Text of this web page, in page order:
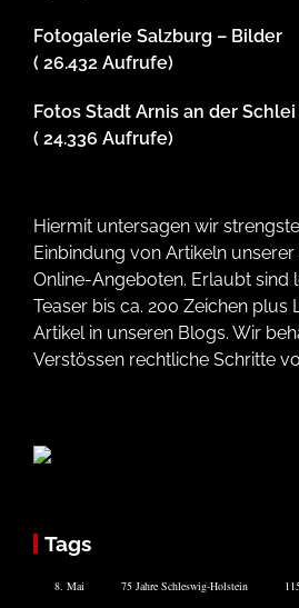
Fotogalerie Salzburg – Bilder
( 26.432 Aufrufe)
Fotos Stadt Arnis an der Schlei
( 24.336 Aufrufe)
Hiermit untersagen wir
Einbindung von Artikeln
Online-Angeboten. Erlaubt sind
Teaser bis ca. 200 Zeichen plus
Artikel in unseren Blogs. Wir
Verstössen rechtliche Schritte
Tags
8. Mai 75 Jahre Schleswig-Holstein